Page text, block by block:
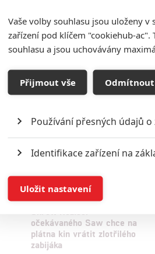
Vstoupit do diskuze
očekávaného Saw chce na
plátna kin vrátit zlotřilého
zabijáka
Vaše volby souhlasu jsou uloženy
zařízení pod klíčem "cookiehub-ac".
souhlasu a jsou uchovávány
Přijmout vše Odmítnout
Používání přesných údajů
Identifikace zařízení na
Ukládání a/nebo přístup k
Reklama založená na
Personalizovaný obsah,
Uložit nastavení